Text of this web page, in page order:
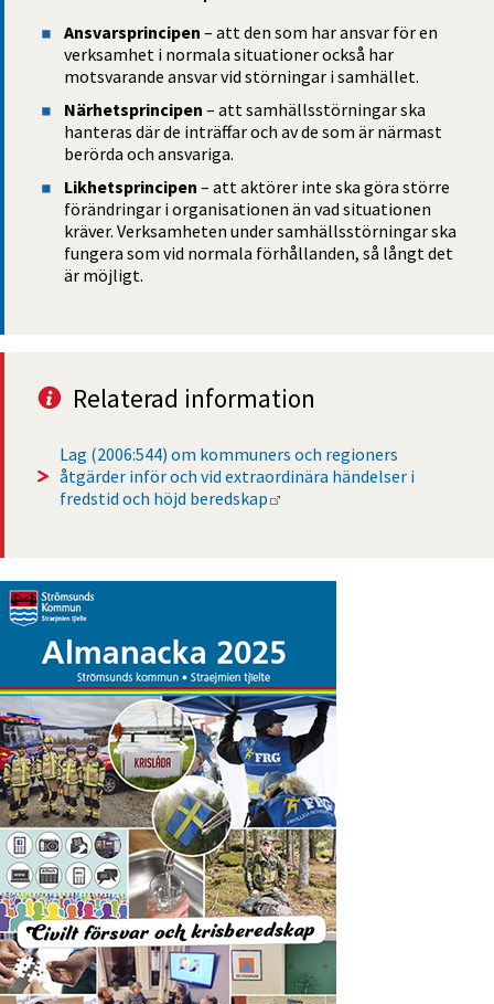
Ansvarsprincipen – att den som har ansvar för en
verksamhet i normala situationer också har
motsvarande ansvar vid störningar i samhället.
Närhetsprincipen – att samhällsstörningar ska
hanteras där de inträffar och av de som är närmast
berörda och ansvariga.
Likhetsprincipen – att aktörer inte ska göra större
förändringar i organisationen än vad situationen
kräver. Verksamheten under samhällsstörningar ska
fungera som vid normala förhållanden, så långt det
är möjligt.
Relaterad information
Lag (2006:544) om kommuners och regioners
åtgärder inför och vid extraordinära händelser i
fredstid och höjd beredskap